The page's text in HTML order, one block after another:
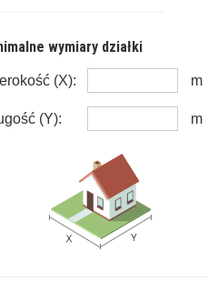
wymiary działki
(X): m
(Y): m